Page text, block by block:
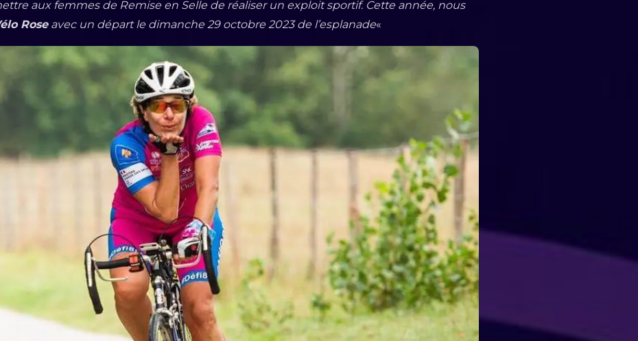
aux femmes de Remise en Selle de réaliser un exploit sportif. Cette année, nous
Roseavec un départ le dimanche 29 octobre 2023 de l’esplanade«